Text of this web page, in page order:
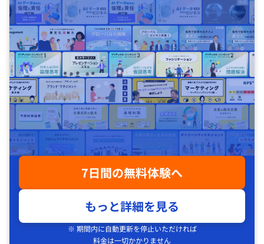
7日間の無料体験へ
もっと詳細を見る
※ 期間内に自動更新を停止いただければ
料金は一切かかりません